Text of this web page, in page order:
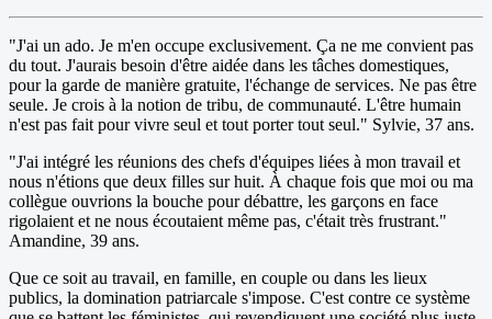
"J'ai un ado. Je m'en occupe exclusivement. Ça ne me convient pas
du tout. J'aurais besoin d'être aidée dans les tâches domestiques,
pour la garde de manière gratuite, l'échange de services. Ne pas être
seule. Je crois à la notion de tribu, de communauté. L'être humain
n'est pas fait pour vivre seul et tout porter tout seul." Sylvie, 37 ans.
"J'ai intégré les réunions des chefs d'équipes liées à mon travail et
nous n'étions que deux filles sur huit. À chaque fois que moi ou ma
collègue ouvrions la bouche pour débattre, les garçons en face
rigolaient et ne nous écoutaient même pas, c'était très frustrant."
Amandine, 39 ans.
Que ce soit au travail, en famille, en couple ou dans les lieux
publics, la domination patriarcale s'impose. C'est contre ce système